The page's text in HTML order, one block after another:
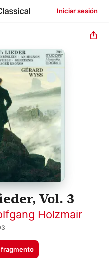
Iniciar sesión
Vol. 3
Holzmair
fragmento